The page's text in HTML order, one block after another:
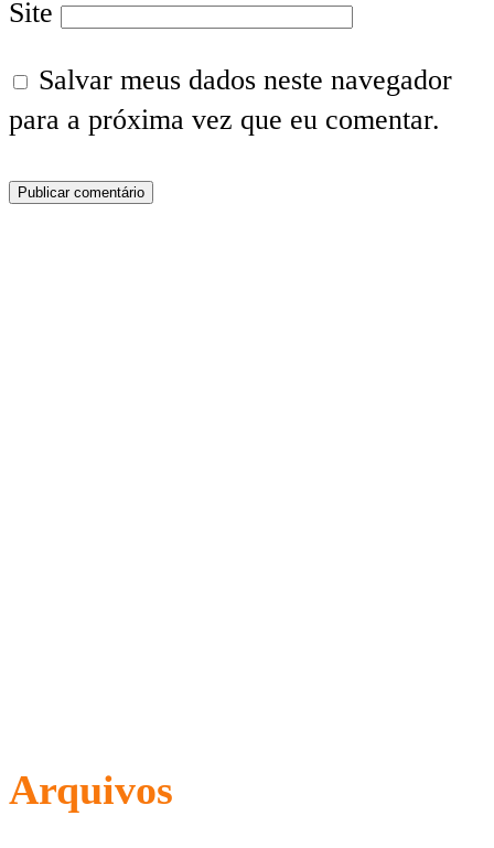
Site
Salvar meus dados neste navegador
para a próxima vez que eu comentar.
Arquivos